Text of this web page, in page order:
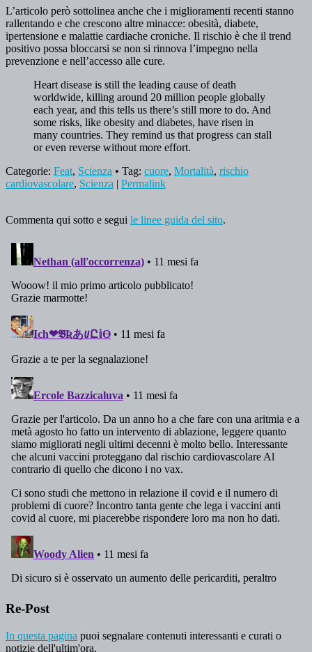
L’articolo però sottolinea anche che i miglioramenti recenti stanno
rallentando e che crescono altre minacce: obesità, diabete,
ipertensione e malattie cardiache croniche. Il rischio è che il trend
positivo possa bloccarsi se non si rinnova l’impegno nella
prevenzione e nell’accesso alle cure.
Heart disease is still the leading cause of death
worldwide, killing around 20 million people globally
each year, and this tells us there’s still more to do. And
some risks, like obesity and diabetes, have risen in
many countries. They remind us that progress can stall
or even reverse without more effort.
Categorie: Feat, Scienza • Tag: cuore, Mortalità, rischio
cardiovascolare, Scienza | Permalink
Commenta qui sotto e segui le linee guida del sito.
Re-Post
In questa pagina puoi segnalare contenuti interessanti e curati o
notizie dell'ultim'ora.